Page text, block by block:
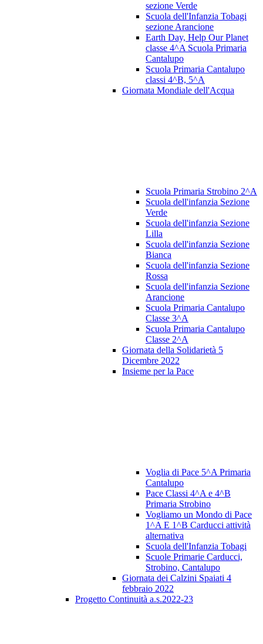
sezione Verde
Scuola dell'Infanzia Tobagi
sezione Arancione
Earth Day, Help Our Planet
classe 4^A Scuola Primaria
Cantalupo
Scuola Primaria Cantalupo
classi 4^B, 5^A
Giornata Mondiale dell'Acqua
Scuola Primaria Strobino 2^A
Scuola dell'infanzia Sezione
Verde
Scuola dell'infanzia Sezione
Lilla
Scuola dell'infanzia Sezione
Bianca
Scuola dell'infanzia Sezione
Rossa
Scuola dell'infanzia Sezione
Arancione
Scuola Primaria Cantalupo
Classe 3^A
Scuola Primaria Cantalupo
Classe 2^A
Giornata della Solidarietà 5
Dicembre 2022
Insieme per la Pace
Voglia di Pace 5^A Primaria
Cantalupo
Pace Classi 4^A e 4^B
Primaria Strobino
Vogliamo un Mondo di Pace
1^A E 1^B Carducci attività
alternativa
Scuola dell'Infanzia Tobagi
Scuole Primarie Carducci,
Strobino, Cantalupo
Giornata dei Calzini Spaiati 4
febbraio 2022
Progetto Continuità a.s.2022-23